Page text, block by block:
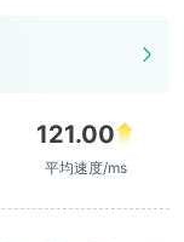
121.00
平均速度/ms